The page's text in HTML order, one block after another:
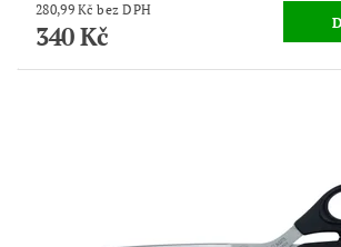
280,99 Kč bez DPH
340 Kč